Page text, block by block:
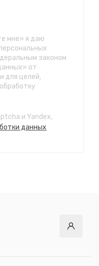
мне» я даю
законом
от
для целей,
и Yandex,
данных